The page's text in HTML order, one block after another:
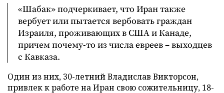
«Шабак» подчеркивает, что Иран также
вербует или пытается вербовать граждан
Израиля, проживающих в США и Канаде,
причем почему-то из числа евреев – выходцев
с Кавказа.
Один из них, 30-летний Владислав Викторсон,
привлек к работе на Иран свою сожительницу, 18-